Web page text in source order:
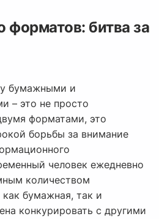
форматов: битва за
бумажными и
– это не просто
форматами, это
борьбы за внимание
человек ежедневно
количеством
бумажная, так и
конкурировать с другими